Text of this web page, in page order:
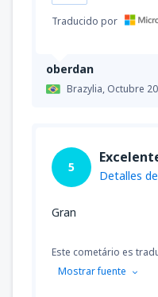
oberdan
Brazylia, Octubre
Traducido por
5
Detalles
Gran
Este cometário es
Mostrar fuente